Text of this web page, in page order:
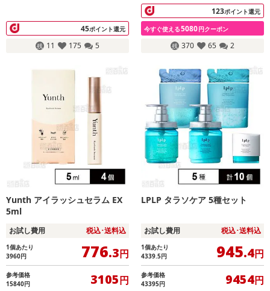
45ポイント還元
11 175 5
123ポイント還元
今すぐ使える5080円クーポン
370 65 2
Yunth アイラッシュセラム EX
5ml
お試し費用 税込･送料込
1個あたり
3960円 776.3円
参考価格
15840円
3105円
LPLP タラソケア 5種セット
お試し費用 税込･送料込
1個あたり
4339.5円 945.4円
参考価格
43395円
9454円